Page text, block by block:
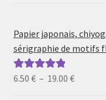
Papier japonais,
sérigraphie de motifs
Note5.00sur
6.50 € – 19.00 €Plage